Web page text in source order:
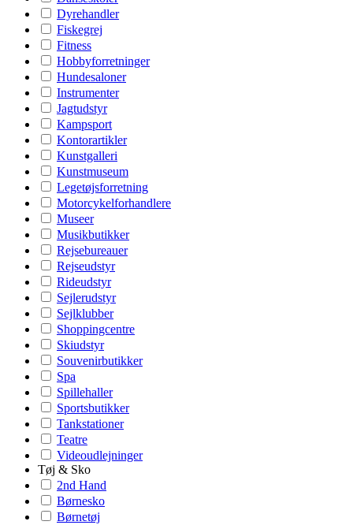
Dyrehandler
Fiskegrej
Fitness
Hobbyforretninger
Hundesaloner
Instrumenter
Jagtudstyr
Kampsport
Kontorartikler
Kunstgalleri
Kunstmuseum
Legetøjsforretning
Motorcykelforhandlere
Museer
Musikbutikker
Rejsebureauer
Rejseudstyr
Rideudstyr
Sejlerudstyr
Sejlklubber
Shoppingcentre
Skiudstyr
Souvenirbutikker
Spa
Spillehaller
Sportsbutikker
Tankstationer
Teatre
Videoudlejninger
Tøj & Sko
2nd Hand
Børnesko
Børnetøj